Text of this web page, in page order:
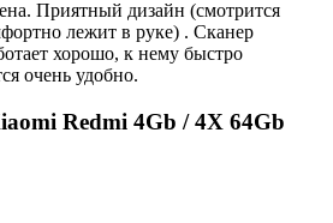
Приятный дизайн (смотрится
лежит в руке) . Сканер
хорошо, к нему быстро
очень удобно.
Redmi 4Gb / 4X 64Gb